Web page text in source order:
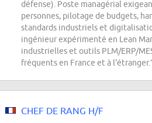
défense). Poste managérial
personnes, pilotage de budgets,
standards industriels et
ingénieur expérimenté en Lean
industrielles et outils PLM/ERP/
fréquents en France et à
CHEF DE RANG H/F